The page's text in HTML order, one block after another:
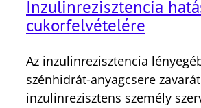
Inzulinrezisztencia
cukorfelvételére
Az inzulinrezisztencia
szénhidrát-anyagcsere
inzulinrezisztens személy